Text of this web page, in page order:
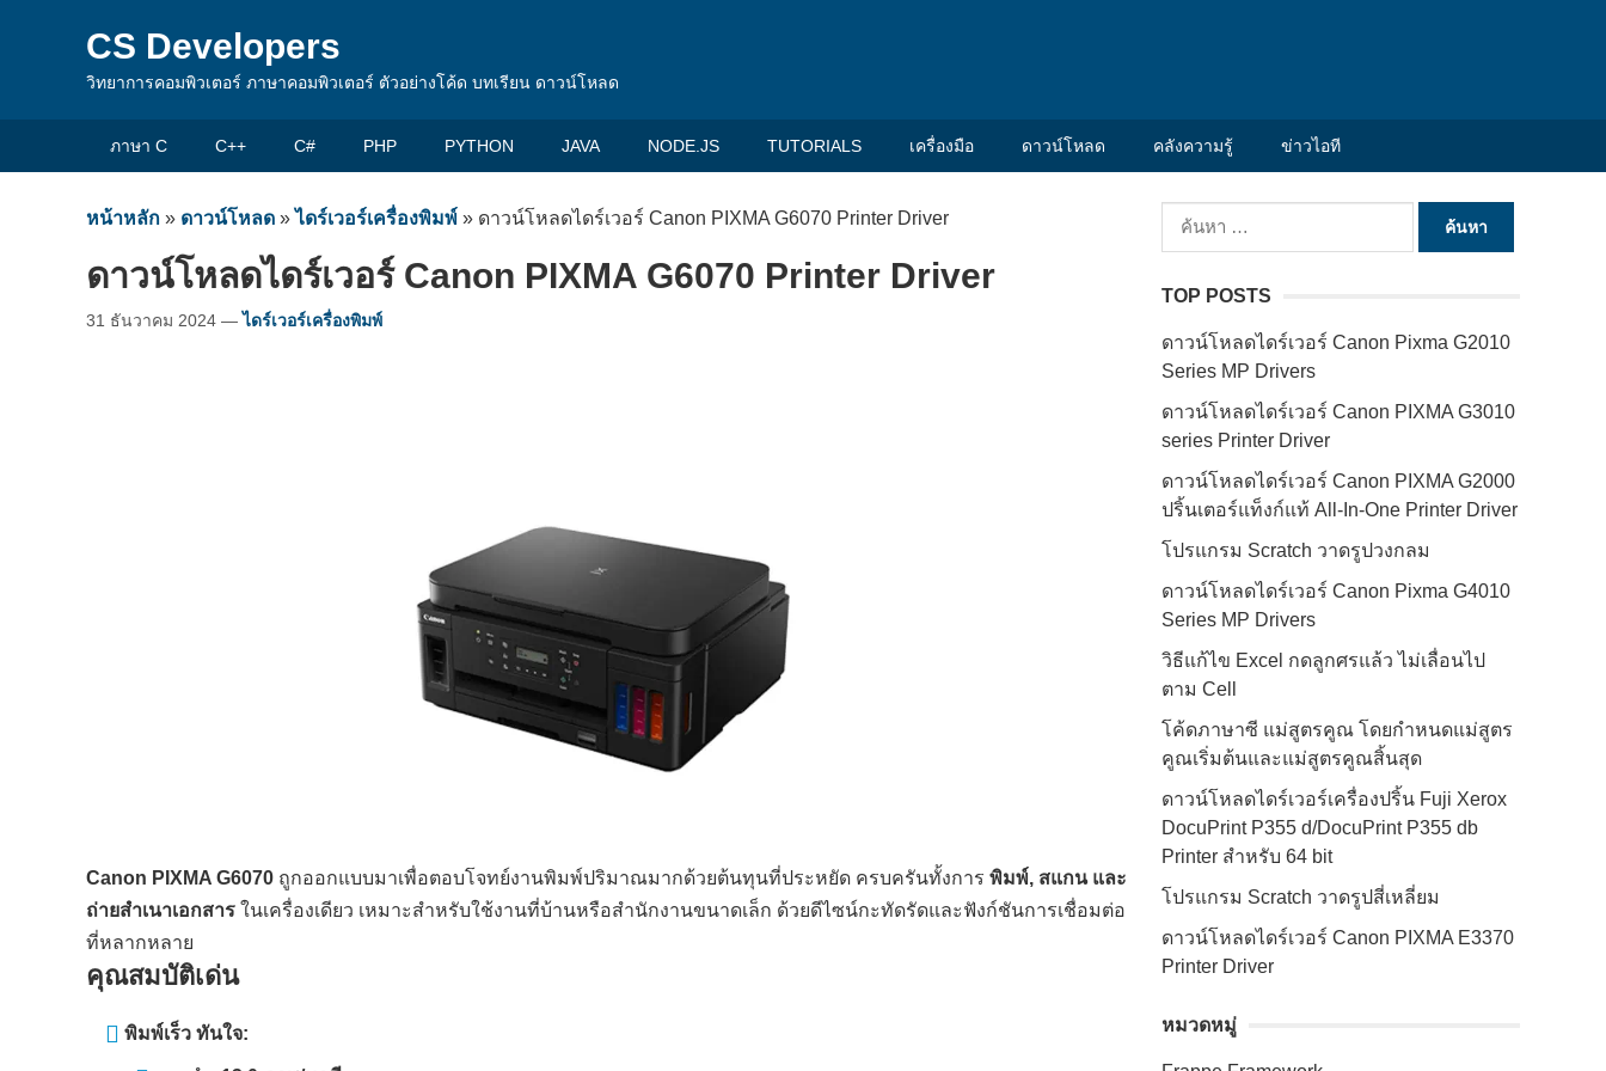
CS Developers
วิทยาการคอมพิวเตอร์ ภาษาคอมพิวเตอร์ ตัวอย่างโค้ด บทเรียน ดาวน์โหลด
ภาษา C C++ C# PHP PYTHON JAVA NODE.JS TUTORIALS เครื่องมือ ดาวน์โหลด คลังความรู้ ข่าวไอที
หน้าหลัก » ดาวน์โหลด »ไดร์เวอร์เครื่องพิมพ์ » ดาวน์โหลดไดร์เวอร์ Canon PIXMA G6070 Printer Driver
ดาวน์โหลดไดร์เวอร์ Canon PIXMA G6070 Printer Driver
31 ธันวาคม 2024 —ไดร์เวอร์เครื่องพิมพ์
Canon PIXMA G6070 ถูกออกแบบมาเพื่อตอบโจทย์งานพิมพ์ปริมาณมากด้วยต้นทุนที่ประหยัด ครบครันทั้งการ พิมพ์, สแกน และ
ถ่ายสำเนาเอกสาร ในเครื่องเดียว เหมาะสำหรับใช้งานที่บ้านหรือสำนักงานขนาดเล็ก ด้วยดีไซน์กะทัดรัดและฟังก์ชันการเชื่อมต่อ
ที่หลากหลาย
คุณสมบัติเด่น
พิมพ์เร็ว ทันใจ:
ค้นหา
สำหรับ:
TOP POSTS
ดาวน์โหลดไดร์เวอร์ Canon Pixma G2010
Series MP Drivers
ดาวน์โหลดไดร์เวอร์ Canon PIXMA G3010
series Printer Driver
ดาวน์โหลดไดร์เวอร์ Canon PIXMA G2000
ปริ้นเตอร์แท็งก์แท้ All-In-One Printer Driver
โปรแกรม Scratch วาดรูปวงกลม
ดาวน์โหลดไดร์เวอร์ Canon Pixma G4010
Series MP Drivers
วิธีแก้ไข Excel กดลูกศรแล้ว ไม่เลื่อนไป
ตาม Cell
โค้ดภาษาซี แม่สูตรคูณ โดยกำหนดแม่สูตร
คูณเริ่มต้นและแม่สูตรคูณสิ้นสุด
ดาวน์โหลดไดร์เวอร์เครื่องปริ้น Fuji Xerox
DocuPrint P355 d/DocuPrint P355 db
Printer สำหรับ 64 bit
โปรแกรม Scratch วาดรูปสี่เหลี่ยม
ดาวน์โหลดไดร์เวอร์ Canon PIXMA E3370
Printer Driver
หมวดหมู่